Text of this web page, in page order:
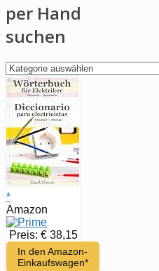
per Hand
suchen
per
Hand
suchen
*
Amazon
Preis: € 38,15
In den Amazon-
Einkaufswagen*